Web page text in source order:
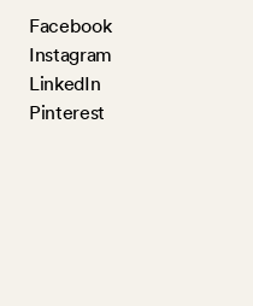
Facebook
Instagram
LinkedIn
Pinterest